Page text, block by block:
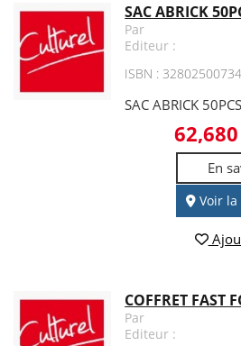
SAC ABRICK
Par
Editeur :
ISBN :
SAC ABRICK
En
Voir la
COFFRET FAST
Par
Editeur :